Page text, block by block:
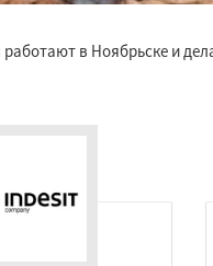
в Ноябрьске и